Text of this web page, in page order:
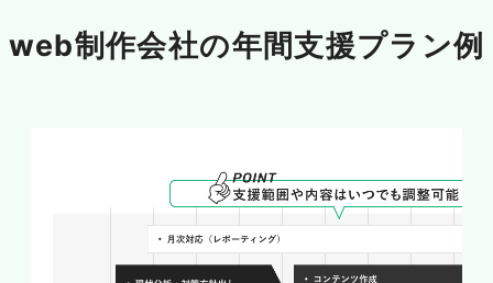
め、Web制作会社はモバイルフレンドリーなデ
ザインと迅速なページロード時間を実現する必要
っており、Web制作会社はこれらのツールを活
用して効率的なオンライン集客と顧客のエンゲー
ジメント向上を追求するべきです。
web制作会社の年間支援プラン例